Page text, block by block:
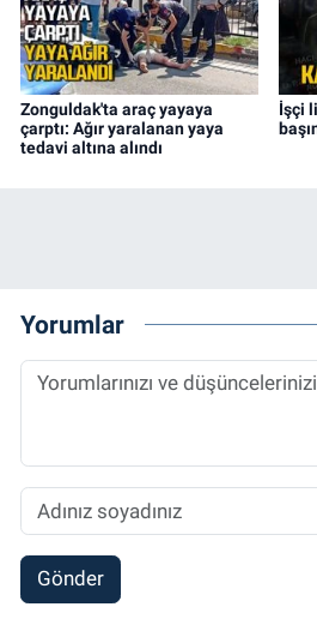
Zonguldak'ta araç yayaya
çarptı: Ağır yaralanan yaya
tedavi altına alındı
İşçi
Yorumlar
Gönder